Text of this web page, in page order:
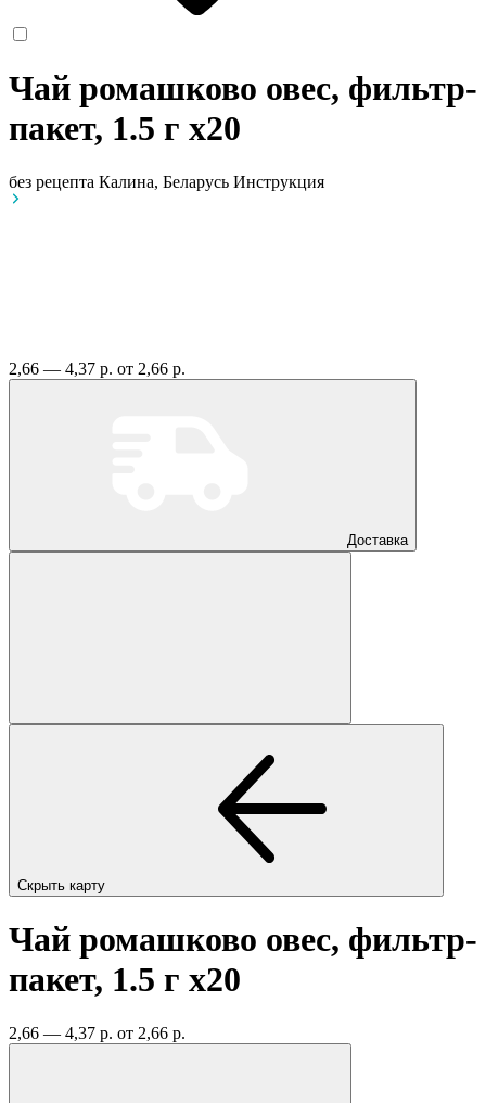
Чай ромашково овес, фильтр-
пакет, 1.5 г x20
без рецепта Калина, Беларусь Инструкция
2,66 — 4,37 р. от 2,66 р.
Доставка
Скрыть карту
Чай ромашково овес, фильтр-
пакет, 1.5 г x20
2,66 — 4,37 р. от 2,66 р.